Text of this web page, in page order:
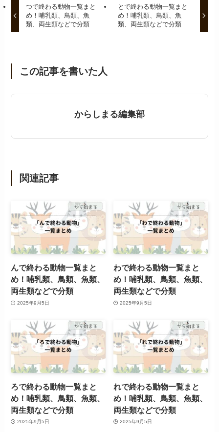
つで終わる動物一覧まと
め！哺乳類、鳥類、魚
類、両生類などで分類
とで終わる動物一覧まと
め！哺乳類、鳥類、魚
類、両生類などで分類
この記事を書いた人
からしまる編集部
関連記事
んで終わる動物一覧まと
め！哺乳類、鳥類、魚類、
両生類などで分類
2025年9月5日
わで終わる動物一覧まと
め！哺乳類、鳥類、魚類、
両生類などで分類
2025年9月5日
ろで終わる動物一覧まと
め！哺乳類、鳥類、魚類、
両生類などで分類
2025年9月5日
れで終わる動物一覧まと
め！哺乳類、鳥類、魚類、
両生類などで分類
2025年9月5日